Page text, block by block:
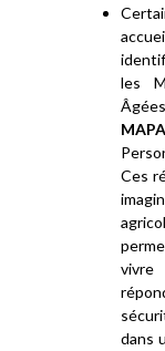
les
MAPA
Ces
dans